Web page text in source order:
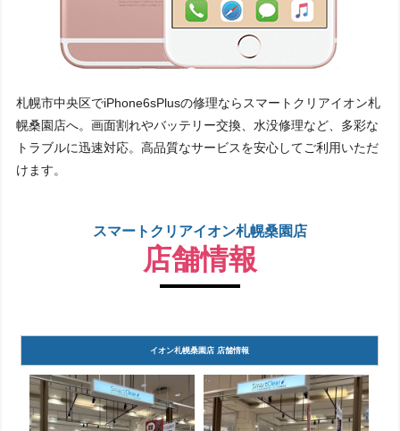
札幌市中央区でiPhone6sPlusの修理ならスマートクリアイオン札
幌桑園店へ。画面割れやバッテリー交換、水没修理など、多彩な
トラブルに迅速対応。高品質なサービスを安心してご利用いただ
けます。
スマートクリアイオン札幌桑園店
店舗情報
イオン札幌桑園店 店舗情報